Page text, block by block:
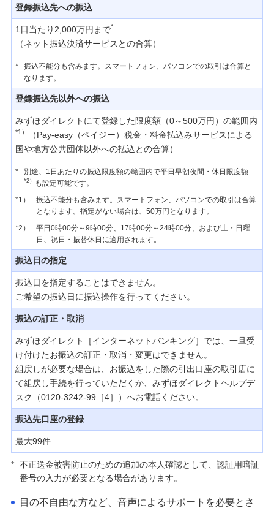
テレホンバンキング サービス内容一覧
みずほダイレクトご利用時間
ご利用環境
会）サービスは終了いたしました。今後はイ
ンターネットバンキング（みずほダイレク
ト）をご利用ください。
サービス連携
みずほダイレクトお知らせ一覧
【重要】みずほダイレクトでの振込・ペイジーのご
利用には、ご利用カード（アプリ版）またはワンタ
イムパスワードが必要です。
【重要】みずほダイレクトでの振込・ペイジーのご
利用には、ご利用カード（アプリ版）またはワンタ
イムパスワードが必要です。
定期的なお客さま情報等ご確認のお願い
みずほダイレクトセキュリティ強化に伴う仕様変更
登録振込先への振込
1日当たり2,000万円まで*
（ネット振込決済サービスとの合算）
*
振込不能分も含みます。スマートフォン、パソコンでの取引は合算と
なります。
登録振込先以外への振込
みずほダイレクトにて登録した限度額（0～500万円）の範囲内
*1）
（Pay-easy（ペイジー）税金・料金払込みサービスによる
国や地方公共団体以外への払込との合算）
* 別途、1日あたりの振込限度額の範囲内で平日早朝夜間・休日限度額
*2）
も設定可能です。
*1）
振込不能分も含みます。スマートフォン、パソコンでの取引は合算
となります。指定がない場合は、50万円となります。
*2）
平日0時00分～9時00分、17時00分～24時00分、および土・日曜
日、祝日・振替休日に適用されます。
振込日の指定
振込日を指定することはできません。
ご希望の振込日に振込操作を行ってください。
振込の訂正・取消
みずほダイレクト［インターネットバンキング］では、一旦受
け付けたお振込の訂正・取消・変更はできません。
組戻しが必要な場合は、お振込をした際の引出口座の取引店に
て組戻し手続を行っていただくか、みずほダイレクトヘルプデ
スク（0120-3242-99［4］）へお電話ください。
振込先口座の登録
最大99件
* 不正送金被害防止のための追加の本人確認として、認証用暗証
番号の入力が必要となる場合があります。
目の不自由な方など、音声によるサポートを必要とさ